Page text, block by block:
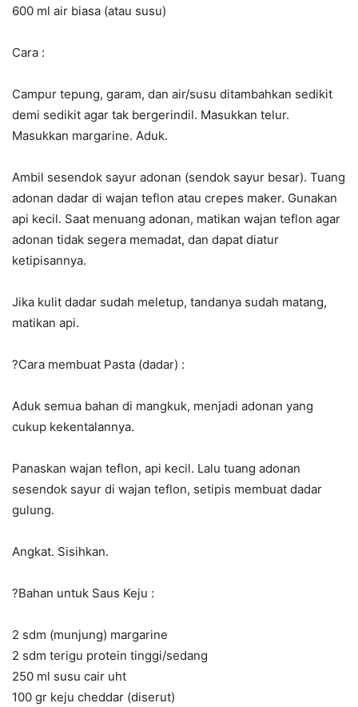
600 ml air biasa (atau susu)
Cara :
Campur tepung, garam, dan air/susu ditambahkan sedikit
demi sedikit agar tak bergerindil. Masukkan telur.
Masukkan margarine. Aduk.
Ambil sesendok sayur adonan (sendok sayur besar). Tuang
adonan dadar di wajan teflon atau crepes maker. Gunakan
api kecil. Saat menuang adonan, matikan wajan teflon agar
adonan tidak segera memadat, dan dapat diatur
ketipisannya.
Jika kulit dadar sudah meletup, tandanya sudah matang,
matikan api.
?Cara membuat Pasta (dadar) :
Aduk semua bahan di mangkuk, menjadi adonan yang
cukup kekentalannya.
Panaskan wajan teflon, api kecil. Lalu tuang adonan
sesendok sayur di wajan teflon, setipis membuat dadar
gulung.
Angkat. Sisihkan.
?Bahan untuk Saus Keju :
2 sdm (munjung) margarine
2 sdm terigu protein tinggi/sedang
250 ml susu cair uht
100 gr keju cheddar (diserut)